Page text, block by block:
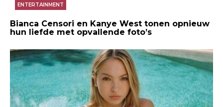
ENTERTAINMENT
Bianca Censori en Kanye West tonen opnieuw
hun liefde met opvallende foto’s